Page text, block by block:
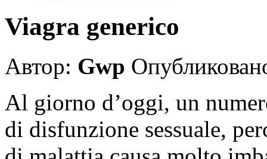
Viagra generico
Автор: Gwp
Al giorno d’oggi, un
di disfunzione sessuale,